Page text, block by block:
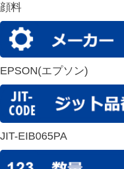
顔料
EPSON(エプソン)
JIT-EIB065PA